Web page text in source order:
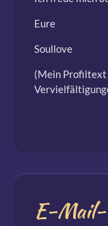
Eure
Soullove
(Mein
E-Mail-